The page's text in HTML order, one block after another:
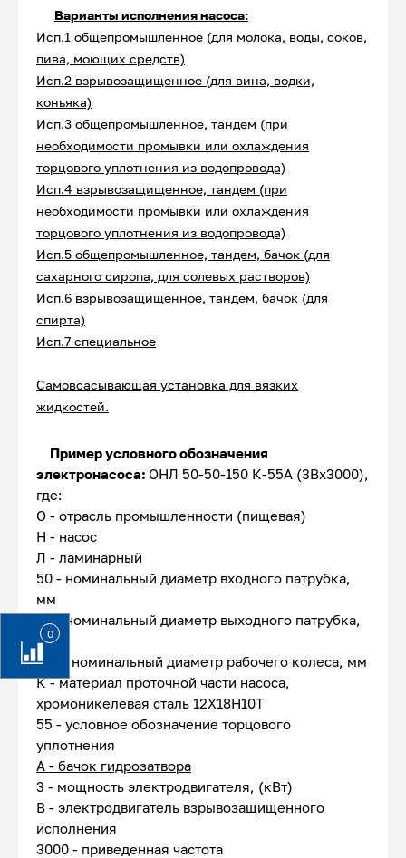
0
Варианты исполнения насоса:
Исп.1 общепромышленное (для молока, воды, соков,
пива, моющих средств)
Исп.2 взрывозащищенное (для вина, водки,
коньяка)
Исп.3 общепромышленное, тандем (при
необходимости промывки или охлаждения
торцового уплотнения из водопровода)
Исп.4 взрывозащищенное, тандем (при
необходимости промывки или охлаждения
торцового уплотнения из водопровода)
Исп.5 общепромышленное, тандем, бачок (для
сахарного сиропа, для солевых растворов)
Исп.6 взрывозащищенное, тандем, бачок (для
спирта)
Исп.7 специальное
Самовсасывающая установка для вязких
жидкостей.
Пример условного обозначения
электронасоса: ОНЛ 50-50-150 К-55А (3Вх3000),
где:
О - отрасль промышленности (пищевая)
Н - насос
Л - ламинарный
50 - номинальный диаметр входного патрубка,
мм
50 - номинальный диаметр выходного патрубка,
мм
150 - номинальный диаметр рабочего колеса, мм
К - материал проточной части насоса,
хромоникелевая сталь 12Х18Н10Т
55 - условное обозначение торцового
уплотнения
А - бачок гидрозатвора
3 - мощность электродвигателя, (кВт)
В - электродвигатель взрывозащищенного
исполнения
3000 - приведенная частота